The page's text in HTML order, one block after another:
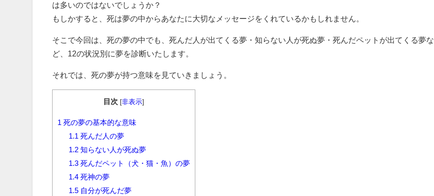
は多いのではないでしょうか？
もしかすると、死は夢の中からあなたに大切なメッセージをくれているかもしれません。
そこで今回は、死の夢の中でも、死んだ人が出てくる夢・知らない人が死ぬ夢・死んだペットが出てくる夢な
ど、12の状況別に夢を診断いたします。
それでは、死の夢が持つ意味を見ていきましょう。
目次 [非表示]
1 死の夢の基本的な意味
1.1 死んだ人の夢
1.2 知らない人が死ぬ夢
1.3 死んだペット（犬・猫・魚）の夢
1.4 死神の夢
1.5 自分が死んだ夢